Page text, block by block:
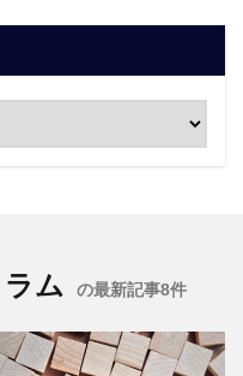
ム の最新記事8件